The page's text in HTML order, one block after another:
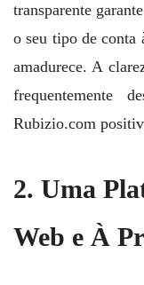
transparente
o seu tipo de conta
amadurece. A
frequentemente
Rubizio.com
2. Uma
Web e À